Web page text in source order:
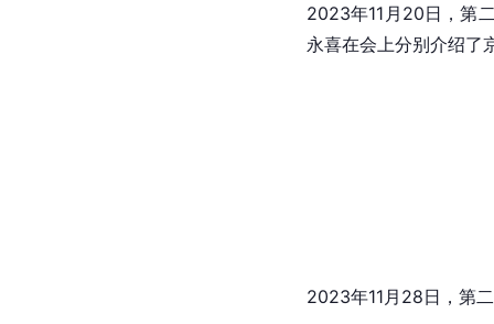
2023年11月20日，第
永喜在会上分别介绍了
2023年11月28日，第